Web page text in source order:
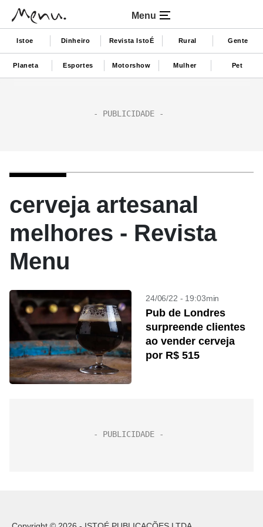
Menu
Istoe Dinheiro Revista IstoÉ Rural Gente
Planeta Esportes Motorshow Mulher Pet
cerveja artesanal
melhores - Revista
Menu
24/06/22 - 19:03min
Pub de Londres
surpreende clientes
ao vender cerveja
por R$ 515